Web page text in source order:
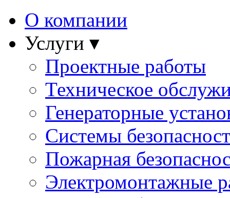
О компании
Услуги ▾
Проектные работы
Техническое
Генераторные
Системы
Пожарная
Электромонтажные